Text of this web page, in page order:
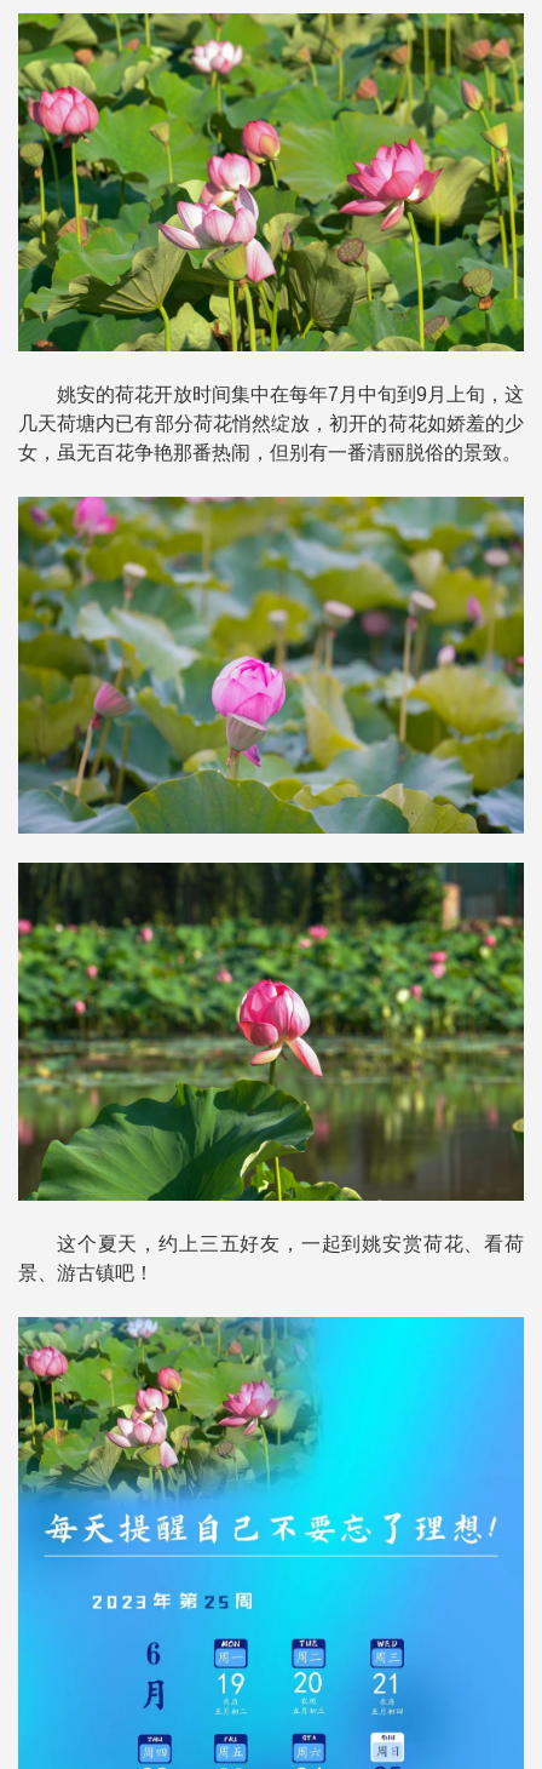
姚安的荷花开放时间集中在每年7月中旬到9月上旬，这
几天荷塘内已有部分荷花悄然绽放，初开的荷花如娇羞的少
女，虽无百花争艳那番热闹，但别有一番清丽脱俗的景致。
这个夏天，约上三五好友，一起到姚安赏荷花、看荷
景、游古镇吧！